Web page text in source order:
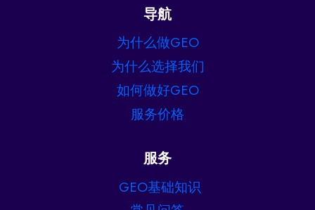
导航
为什么做GEO
为什么选择我们
如何做好GEO
服务价格
服务
GEO基础知识